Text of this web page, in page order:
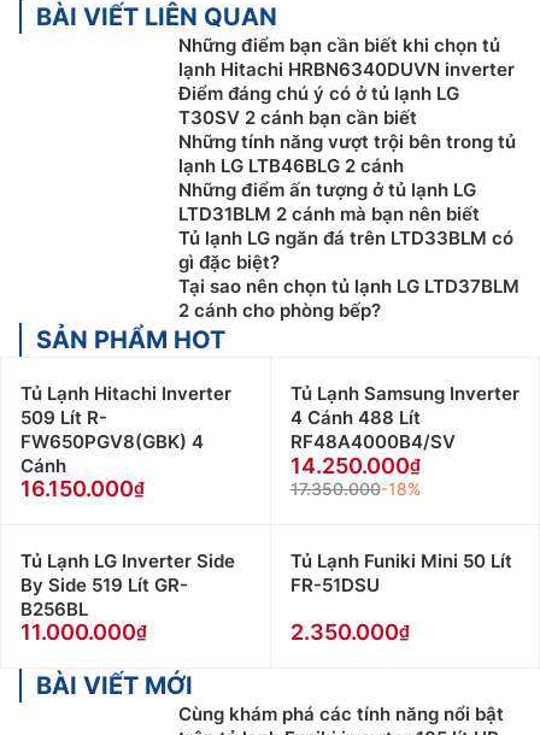
BÀI VIẾT LIÊN QUAN
Những điểm bạn cần biết khi chọn tủ
lạnh Hitachi HRBN6340DUVN inverter
Điểm đáng chú ý có ở tủ lạnh LG
T30SV 2 cánh bạn cần biết
Những tính năng vượt trội bên trong tủ
lạnh LG LTB46BLG 2 cánh
Những điểm ấn tượng ở tủ lạnh LG
LTD31BLM 2 cánh mà bạn nên biết
Tủ lạnh LG ngăn đá trên LTD33BLM có
gì đặc biệt?
Tại sao nên chọn tủ lạnh LG LTD37BLM
2 cánh cho phòng bếp?
SẢN PHẨM HOT
Tủ Lạnh Hitachi Inverter
509 Lít R-
FW650PGV8(GBK) 4
Cánh
16.150.000
Tủ Lạnh Samsung Inverter
4 Cánh 488 Lít
RF48A4000B4/SV
14.250.000
17.350.000-18%
Tủ Lạnh LG Inverter Side
By Side 519 Lít GR-
B256BL
11.000.000
Tủ Lạnh Funiki Mini 50 Lít
FR-51DSU
2.350.000
BÀI VIẾT MỚI
Cùng khám phá các tính năng nổi bật